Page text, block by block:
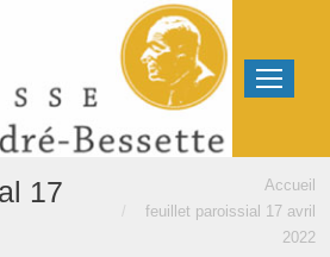
17
Accueil
feuillet paroissial 17 avril
2022